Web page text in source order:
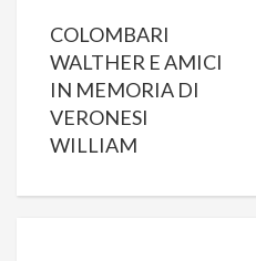
COLOMBARI
WALTHER E AMICI
IN MEMORIA DI
VERONESI
WILLIAM